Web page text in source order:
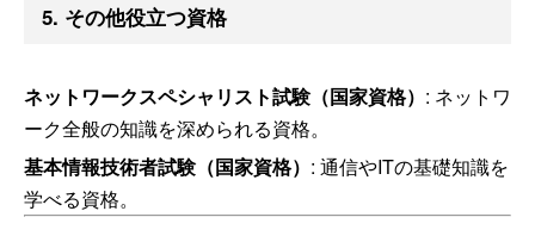
5. その他役立つ資格
ネットワークスペシャリスト試験（国家資格） : ネットワ
ーク全般の知識を深められる資格。
基本情報技術者試験（国家資格） : 通信やITの基礎知識を
学べる資格。